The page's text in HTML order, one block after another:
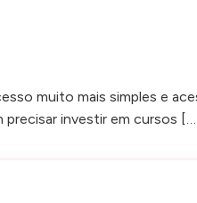
muito mais simples e
precisar investir em cursos